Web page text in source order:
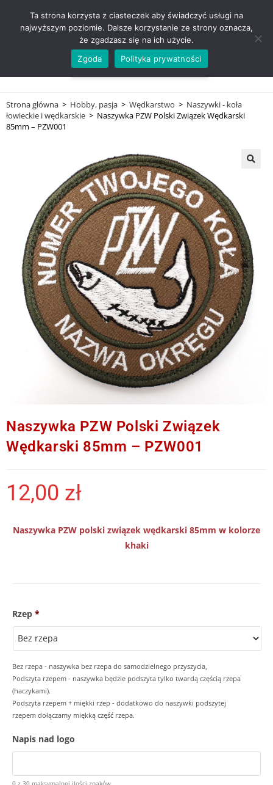
ZADZWOŃ TEL. 600 352 938
Strona główna > Hobby, pasja > Wędkarstwo > Naszywki - koła
łowieckie i wędkarskie > Naszywka PZW Polski Związek Wędkarski
85mm – PZW001
Naszywka PZW Polski Związek
Wędkarski 85mm – PZW001
12,00 zł
Naszywka PZW polski związek wędkarski 85mm w kolorze
khaki
Rzep *
Bez rzepa - naszywka bez rzepa do samodzielnego przyszycia,
Podszyta rzepem - naszywka będzie podszyta tylko twardą częścią rzepa
(haczykami).
Podszyta rzepem + miękki rzep - dodatkowo do naszywki podszytej
rzepem dołączamy miękką część rzepa.
Napis nad logo
0 z 30 maksymalnej ilości znaków
Ta strona korzysta z ciasteczek aby świadczyć usługi na
najwyższym poziomie. Dalsze korzystanie ze strony oznacza,
że zgadzasz się na ich użycie.
Zgoda
Polityka prywatności